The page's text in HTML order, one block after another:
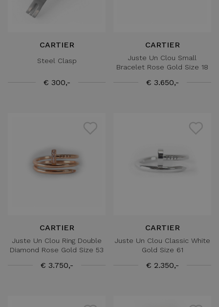
CARTIER
Steel Clasp
€ 300,-
CARTIER
Juste Un Clou Small
Bracelet Rose Gold Size 18
€ 3.650,-
CARTIER
Juste Un Clou Ring Double
Diamond Rose Gold Size 53
€ 3.750,-
CARTIER
Juste Un Clou Classic White
Gold Size 61
€ 2.350,-